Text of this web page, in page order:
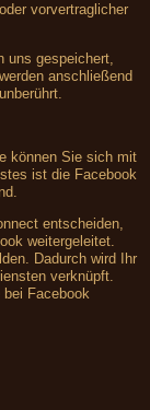
vorvertraglicher
uns gespeichert,
anschließend
können Sie sich mit
ist die Facebook
entscheiden,
weitergeleitet.
Dadurch wird Ihr
verknüpft.
bei Facebook